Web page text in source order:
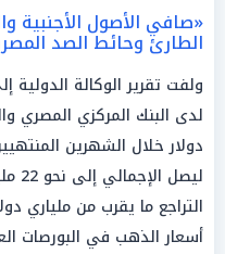
«صافي الأصول الأجنبية
الطارئ وحائط الصد
ولفت تقرير الوكالة الدولية
دولار خلال الشهرين
التراجع ما يقرب من ملياري
أسعار الذهب في البورصات